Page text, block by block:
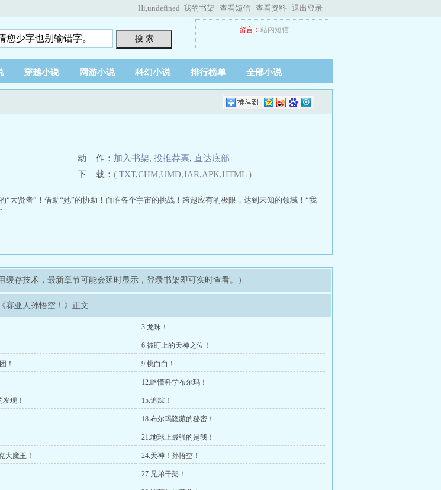
Hi,undefined 我的书架 | 查看短信 | 查看资料 | 退出登录
搜 索
留言： 站内短信
穿越小说 网游小说 科幻小说 排行榜单 全部小说
动 作： 加入书架, 投推荐票, 直达底部
下 载： ( TXT,CHM,UMD,JAR,APK,HTML )
“大贤者”！借助“她”的协助！面临各个宇宙的挑战！跨越应有的极限，达到未知的领域！“我
缓存技术，最新章节可能会延时显示，登录书架即可实时查看。）
《赛亚人孙悟空！》正文
3.龙珠！
6.被盯上的天神之位！
！ 9.桃白白！
12.略懂科学布尔玛！
现！ 15.追踪！
18.布尔玛隐藏的秘密！
21.地球上最强的是我！
大魔王！ 24.天神！孙悟空！
27.兄弟干架！